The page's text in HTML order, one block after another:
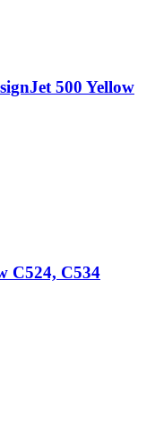
500 Yellow
C524, C534